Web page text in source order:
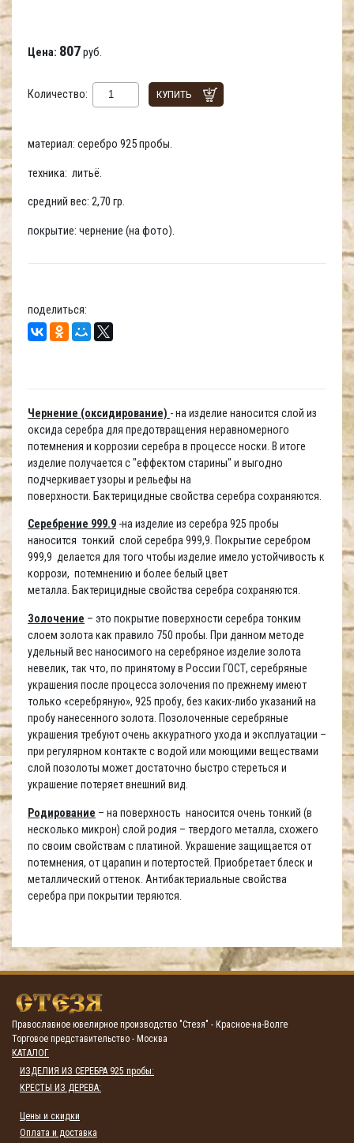
Цена: 807руб.
Количество: КУПИТЬ
материал: серебро 925 пробы.
техника: литьё.
средний вес: 2,70 гр.
покрытие: чернение (на фото).
поделиться:
Чернение (оксидирование) - на изделие наносится слой из
оксида серебра для предотвращения неравномерного
потемнения и коррозии серебра в процессе носки. В итоге
изделие получается с "еффектом старины" и выгодно
подчеркивает узоры и рельефы на
поверхности. Бактерицидные свойства серебра сохраняются.
Серебрение 999.9 -на изделие из серебра 925 пробы
наносится тонкий слой серебра 999,9. Покрытие серебром
999,9 делается для того чтобы изделие имело устойчивость к
коррози, потемнению и более белый цвет
металла. Бактерицидные свойства серебра сохраняются.
Золочение – это покрытие поверхности серебра тонким
слоем золота как правило 750 пробы. При данном методе
удельный вес наносимого на серебряное изделие золота
невелик, так что, по принятому в России ГОСТ, серебряные
украшения после процесса золочения по прежнему имеют
только «серебряную», 925 пробу, без каких-либо указаний на
пробу нанесенного золота. Позолоченные серебряные
украшения требуют очень аккуратного ухода и эксплуатации –
при регулярном контакте с водой или моющими веществами
слой позолоты может достаточно быстро стереться и
украшение потеряет внешний вид.
Родирование – на поверхность наносится очень тонкий (в
несколько микрон) слой родия – твердого металла, схожего
по своим свойствам с платиной. Украшение защищается от
потемнения, от царапин и потертостей. Приобретает блеск и
металлический оттенок. Антибактериальные свойства
серебра при покрытии теряются.
Православное ювелирное производство "Стезя" - Красное-на-Волге
Торговое представительство - Москва
КАТАЛОГ
ИЗДЕЛИЯ ИЗ СЕРЕБРА 925 пробы:
КРЕСТЫ ИЗ ДЕРЕВА:
Цены и скидки
Оплата и доставка